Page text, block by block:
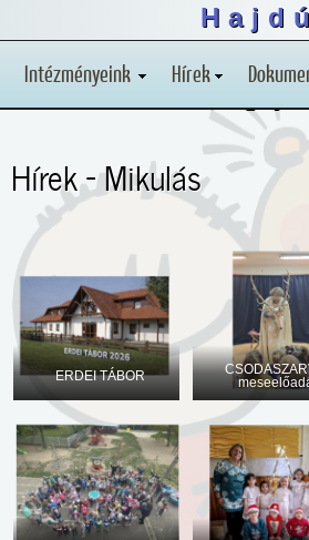
Intézményeink Hírek
Hírek - Mikulás
ERDEI TÁBOR